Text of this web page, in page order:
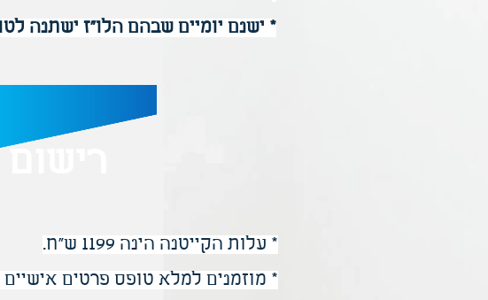
* ישנם יומיים שבהם הלו"ז ישתנה
* עלות הקייטנה הינה 1199 ש"ח.
* מוזמנים למלא טופס פרטים